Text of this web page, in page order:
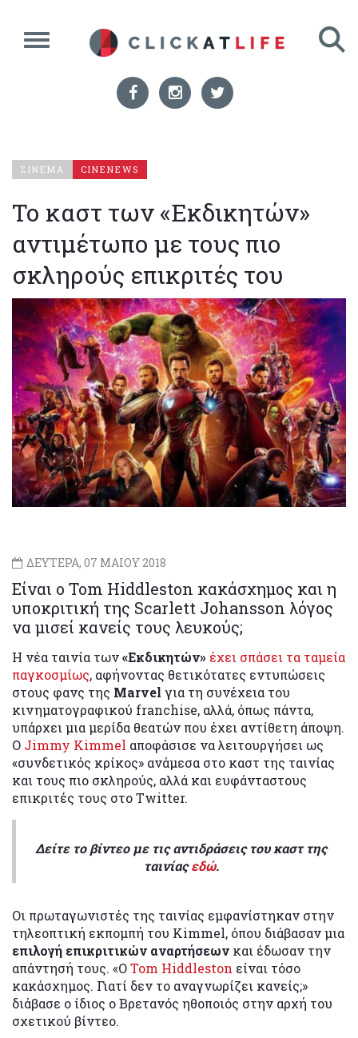
ΣΙΝΕΜΑ CINENEWS
Το καστ των «Εκδικητών»
αντιμέτωπο με τους πιο
σκληρούς επικριτές του
ΔΕΥΤΕΡΑ, 07 ΜΑΙΟΥ 2018
Είναι ο Tom Hiddleston κακάσχημος και η
υποκριτική της Scarlett Johansson λόγος
να μισεί κανείς τους λευκούς;
Η νέα ταινία των«Εκδικητών» έχει σπάσει τα ταμεία
παγκοσμίως, αφήνοντας θετικότατες εντυπώσεις
στους φανς της Marvel για τη συνέχεια του
κινηματογραφικού franchise, αλλά, όπως πάντα,
υπάρχει μια μερίδα θεατών που έχει αντίθετη άποψη.
Ο Jimmy Kimmel αποφάσισε να λειτουργήσει ως
«συνδετικός κρίκος» ανάμεσα στο καστ της ταινίας
και τους πιο σκληρούς, αλλά και ευφάνταστους
επικριτές τους στο Twitter.
Δείτε το βίντεο με τις αντιδράσεις του καστ της
ταινίαςεδώ.
Οι πρωταγωνιστές της ταινίας εμφανίστηκαν στην
τηλεοπτική εκπομπή του Kimmel, όπου διάβασαν μια
επιλογή επικριτικών αναρτήσεων και έδωσαν την
απάντησή τους. «ΟTom Hiddleston είναι τόσο
κακάσχημος. Γιατί δεν το αναγνωρίζει κανείς;»
διάβασε ο ίδιος ο Βρετανός ηθοποιός στην αρχή του
σχετικού βίντεο.